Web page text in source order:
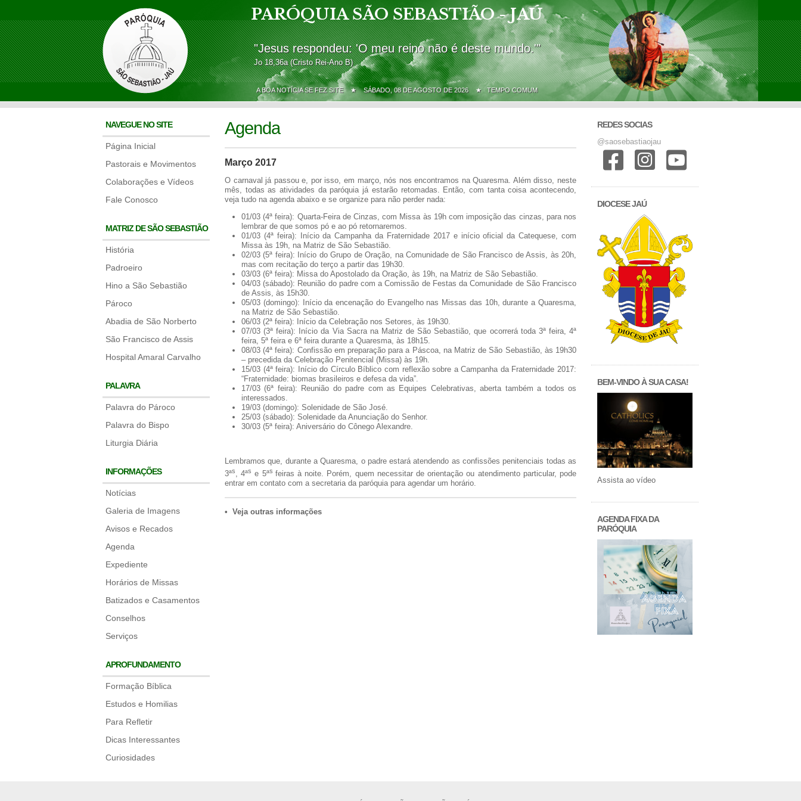
PARÓQUIA SÃO SEBASTIÃO - JAÚ
"Jesus respondeu: 'O meu reino não é deste mundo.'"
Jo 18,36a (Cristo Rei-Ano B)
A BOA NOTÍCIA SE FEZ SITE ★SÁBADO, 08 DE AGOSTO DE 2026 ★ TEMPO COMUM
NAVEGUE NO SITE
Página Inicial
Pastorais e Movimentos
Colaborações e Vídeos
Fale Conosco
MATRIZ DE SÃO SEBASTIÃO
História
Padroeiro
Hino a São Sebastião
Pároco
Abadia de São Norberto
São Francisco de Assis
Hospital Amaral Carvalho
PALAVRA
Palavra do Pároco
Palavra do Bispo
Liturgia Diária
INFORMAÇÕES
Notícias
Galeria de Imagens
Avisos e Recados
Agenda
Expediente
Horários de Missas
Batizados e Casamentos
Conselhos
Serviços
APROFUNDAMENTO
Formação Bíblica
Estudos e Homilias
Para Refletir
Dicas Interessantes
Curiosidades
Agenda
Março 2017
O carnaval já passou e, por isso, em março, nós nos encontramos na Quaresma. Além disso, neste
mês, todas as atividades da paróquia já estarão retomadas. Então, com tanta coisa acontecendo,
veja tudo na agenda abaixo e se organize para não perder nada:
01/03 (4ª feira): Quarta-Feira de Cinzas, com Missa às 19h com imposição das cinzas, para nos
lembrar de que somos pó e ao pó retornaremos.
01/03 (4ª feira): Início da Campanha da Fraternidade 2017 e início oficial da Catequese, com
Missa às 19h, na Matriz de São Sebastião.
02/03 (5ª feira): Início do Grupo de Oração, na Comunidade de São Francisco de Assis, às 20h,
mas com recitação do terço a partir das 19h30.
03/03 (6ª feira): Missa do Apostolado da Oração, às 19h, na Matriz de São Sebastião.
04/03 (sábado): Reunião do padre com a Comissão de Festas da Comunidade de São Francisco
de Assis, às 15h30.
05/03 (domingo): Início da encenação do Evangelho nas Missas das 10h, durante a Quaresma,
na Matriz de São Sebastião.
06/03 (2ª feira): Início da Celebração nos Setores, às 19h30.
07/03 (3ª feira): Início da Via Sacra na Matriz de São Sebastião, que ocorrerá toda 3ª feira, 4ª
feira, 5ª feira e 6ª feira durante a Quaresma, às 18h15.
08/03 (4ª feira): Confissão em preparação para a Páscoa, na Matriz de São Sebastião, às 19h30
– precedida da Celebração Penitencial (Missa) às 19h.
15/03 (4ª feira): Início do Círculo Bíblico com reflexão sobre a Campanha da Fraternidade 2017:
“Fraternidade: biomas brasileiros e defesa da vida”.
17/03 (6ª feira): Reunião do padre com as Equipes Celebrativas, aberta também a todos os
interessados.
19/03 (domingo): Solenidade de São José.
25/03 (sábado): Solenidade da Anunciação do Senhor.
30/03 (5ª feira): Aniversário do Cônego Alexandre.
Lembramos que, durante a Quaresma, o padre estará atendendo as confissões penitenciais todas as
3ªs, 4ªs e 5ªs feiras à noite. Porém, quem necessitar de orientação ou atendimento particular, pode
entrar em contato com a secretaria da paróquia para agendar um horário.
• Veja outras informações
REDES SOCIAS
@saosebastiaojau
DIOCESE JAÚ
BEM-VINDO À SUA CASA!
Assista ao vídeo
AGENDA FIXA DA
PARÓQUIA